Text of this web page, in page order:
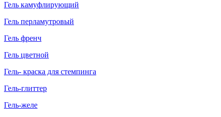
Гель камуфлирующий
Гель перламутровый
Гель френч
Гель цветной
Гель- краска для стемпинга
Гель-глиттер
Гель-желе